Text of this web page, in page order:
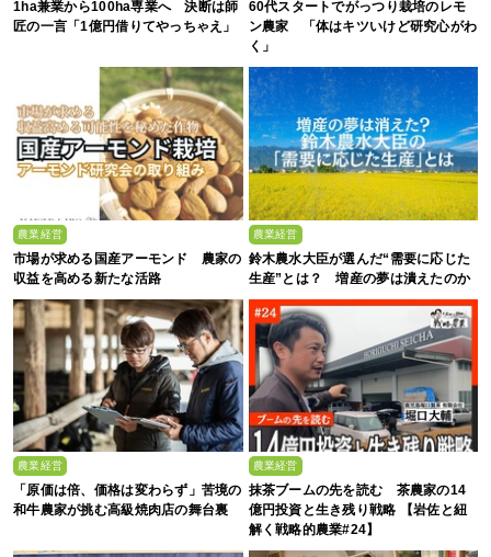
1ha兼業から100ha専業へ 決断は師
匠の一言「1億円借りてやっちゃえ」
60代スタートでがっつり栽培のレモ
ン農家 「体はキツいけど研究心がわ
く」
農業経営
市場が求める国産アーモンド 農家の
収益を高める新たな活路
農業経営
鈴木農水大臣が選んだ“需要に応じた
生産”とは？ 増産の夢は潰えたのか
農業経営
「原価は倍、価格は変わらず」苦境の
和牛農家が挑む高級焼肉店の舞台裏
農業経営
抹茶ブームの先を読む 茶農家の14
億円投資と生き残り戦略 【岩佐と紐
解く戦略的農業#24】